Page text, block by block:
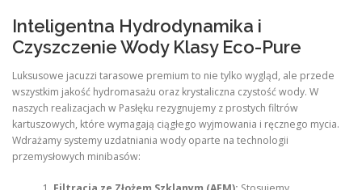
Inteligentna Hydrodynamika i
Czyszczenie Wody Klasy Eco-Pure
Luksusowe jacuzzi tarasowe premium to nie tylko wygląd, ale przede
wszystkim jakość hydromasażu oraz krystaliczna czystość wody. W
naszych realizacjach w Pasłęku rezygnujemy z prostych filtrów
kartuszowych, które wymagają ciągłego wyjmowania i ręcznego mycia.
Wdrażamy systemy uzdatniania wody oparte na technologii
przemysłowych minibasów: